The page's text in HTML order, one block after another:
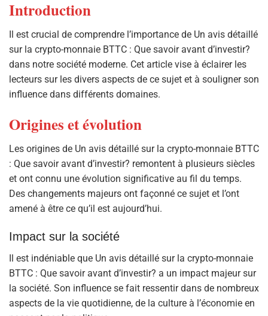
Introduction
Il est crucial de comprendre l’importance de Un avis détaillé
sur la crypto-monnaie BTTC : Que savoir avant d’investir?
dans notre société moderne. Cet article vise à éclairer les
lecteurs sur les divers aspects de ce sujet et à souligner son
influence dans différents domaines.
Origines et évolution
Les origines de Un avis détaillé sur la crypto-monnaie BTTC
: Que savoir avant d’investir? remontent à plusieurs siècles
et ont connu une évolution significative au fil du temps.
Des changements majeurs ont façonné ce sujet et l’ont
amené à être ce qu’il est aujourd’hui.
Impact sur la société
Il est indéniable que Un avis détaillé sur la crypto-monnaie
BTTC : Que savoir avant d’investir? a un impact majeur sur
la société. Son influence se fait ressentir dans de nombreux
aspects de la vie quotidienne, de la culture à l’économie en